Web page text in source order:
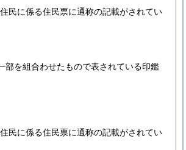
民に係る住民票に通称の記載がされてい
部を組合わせたもので表されている印鑑
民に係る住民票に通称の記載がされてい